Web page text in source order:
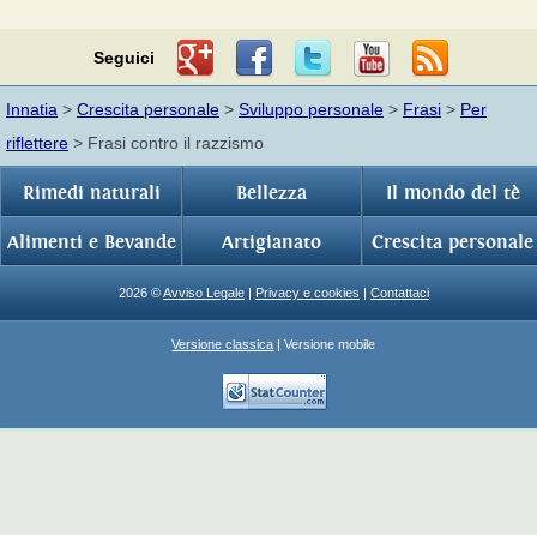
Seguici
Innatia > Crescita personale > Sviluppo personale > Frasi > Per
riflettere > Frasi contro il razzismo
Rimedi naturali Bellezza Il mondo del tè
Alimenti e Bevande Artigianato Crescita personale
2026 ©Avviso Legale Privacy e cookies Contattaci
Versione classica | Versione mobile